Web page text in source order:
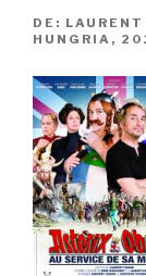
DE:
HUNGRIA,